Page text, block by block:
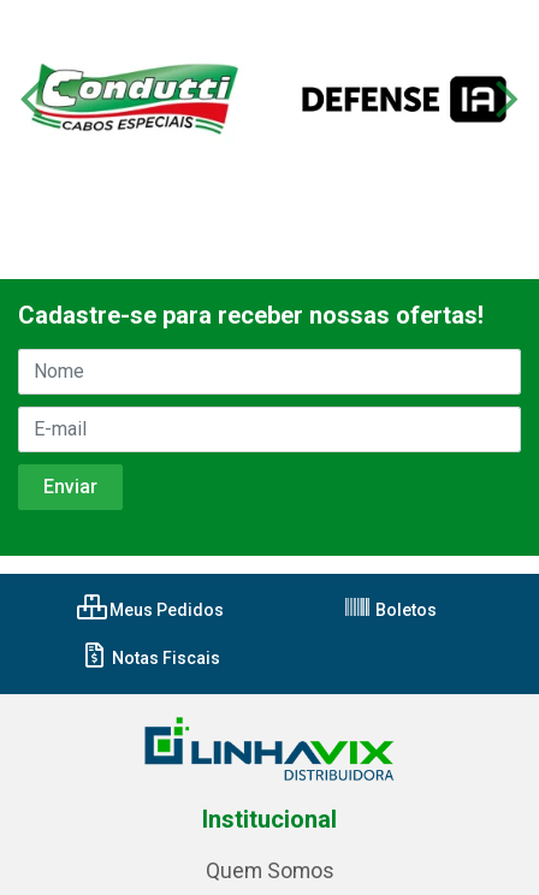
Cadastre-se para receber nossas ofertas!
Meus Pedidos Boletos
Notas Fiscais
Institucional
Quem Somos